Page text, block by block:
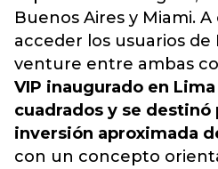
Buenos Aires y Miami.
acceder los usuarios de
venture entre ambas
VIP inaugurado en
cuadrados y se destinó
inversión aproximada
con un concepto